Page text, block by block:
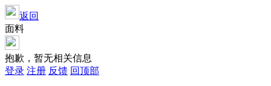
返回
面料
抱歉，暂无相关信息
登录 注册 反馈 回顶部